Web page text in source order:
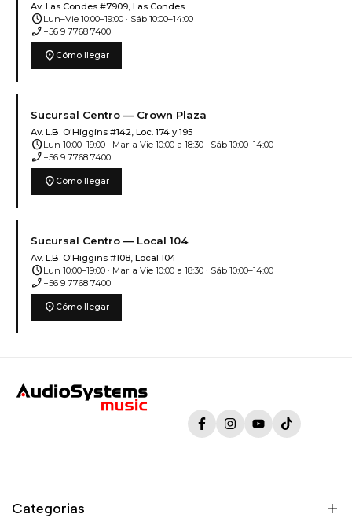
Av. Las Condes #7909, Las Condes
scheduleLun–Vie 10:00–19:00 · Sáb 10:00–14:00
phone_enabled +56 9 7768 7400
location_on Cómo llegar
Sucursal Centro — Crown Plaza
Av. L.B. O'Higgins #142, Loc. 174 y 195
scheduleLun 10:00–19:00 · Mar a Vie 10:00 a 18:30 · Sáb 10:00–14:00
phone_enabled +56 9 7768 7400
location_on Cómo llegar
Sucursal Centro — Local 104
Av. L.B. O'Higgins #108, Local 104
scheduleLun 10:00–19:00 · Mar a Vie 10:00 a 18:30 · Sáb 10:00–14:00
phone_enabled +56 9 7768 7400
location_on Cómo llegar
FacebookInstagramYouTubeTikTok
Categorias